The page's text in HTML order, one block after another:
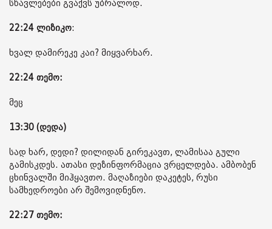
სწავლებები გვაქვს უბრალოდ.
22:24 ლიზიკო:
ხვალ დამირეკე კაი? მიყვარხარ.
22:24 თემო:
მეც
13:30 (დედა)
სად ხარ, დედი? დილიდან გირეკავთ, ლამისაა გული
გამისკდეს. ათასი დეზინფორმაცია ვრცელდება. ამბობენ
ცხინვალში მიჰყავთო. მაღაზიები დაკეტეს, რუსი
სამხედროები არ შემოვიდნენო.
22:27 თემო: